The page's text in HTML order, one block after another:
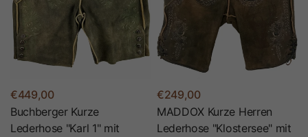
€449,00
Buchberger Kurze
Lederhose "Karl 1" mit
€249,00
MADDOX Kurze Herren
Lederhose "Klostersee" mit